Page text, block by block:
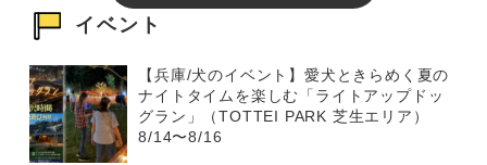
イベント
【兵庫/犬のイベント】愛犬ときらめく夏の
ナイトタイムを楽しむ「ライトアップドッ
グラン」（TOTTEI PARK 芝生エリア）
8/14〜8/16